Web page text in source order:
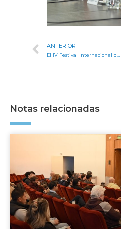
ANTERIOR
Notas relacionadas